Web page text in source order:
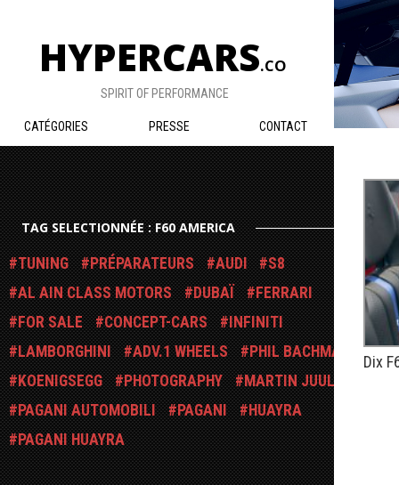
HYPERCARS.CO
SPIRIT OF PERFORMANCE
CATÉGORIES PRESSE CONTACT
TAG SELECTIONNÉE : F60 AMERICA
TUNING PRÉPARATEURS AUDI
S8
AL AIN CLASS MOTORS
DUBAÏ
FERRARI
FOR SALE
CONCEPT-CARS
INFINITI
LAMBORGHINI
ADV.1 WHEELS
PHIL BACHMAN
KOENIGSEGG
PHOTOGRAPHY
MARTIN JUUL
PAGANI AUTOMOBILI
PAGANI
HUAYRA
PAGANI HUAYRA
Dix